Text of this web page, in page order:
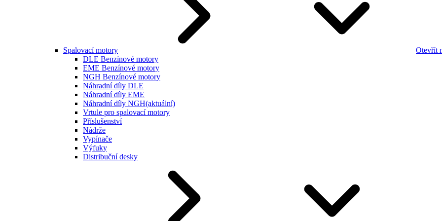
Spalovací motory
Otevřít
DLE Benzínové motory
EME Benzínové motory
NGH Benzínové motory
Náhradní díly DLE
Náhradní díly EME
Náhradní díly NGH(aktuální)
Vrtule pro spalovací motory
Příslušenství
Nádrže
Vypínače
Výfuky
Distribuční desky